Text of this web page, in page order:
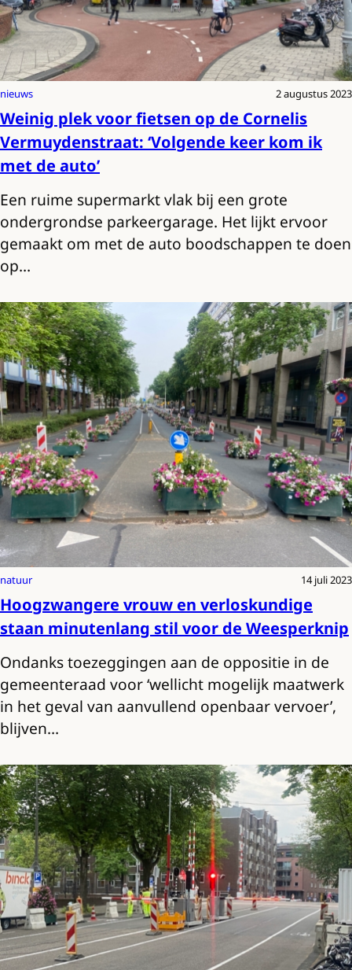
nieuws 2 augustus 2023
Weinig plek voor fietsen op de Cornelis
Vermuydenstraat: ‘Volgende keer kom ik
met de auto’
Een ruime supermarkt vlak bij een grote
ondergrondse parkeergarage. Het lijkt ervoor
gemaakt om met de auto boodschappen te doen
op…
natuur 14 juli 2023
Hoogzwangere vrouw en verloskundige
staan minutenlang stil voor de Weesperknip
Ondanks toezeggingen aan de oppositie in de
gemeenteraad voor ‘wellicht mogelijk maatwerk
in het geval van aanvullend openbaar vervoer’,
blijven…